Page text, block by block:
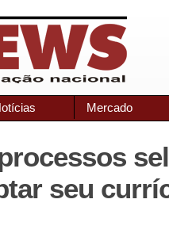
Mercado
seu